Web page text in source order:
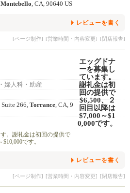
Montebello, CA, 90640 US
レビューを書く
[ページ制作] [営業時間・内容変更] [閉店報告]
婦人科・助産
Suite 266, Torrance, CA, 9
。謝礼金は初回の提供で
です。
レビューを書く
[ページ制作] [営業時間・内容変更] [閉店報告]